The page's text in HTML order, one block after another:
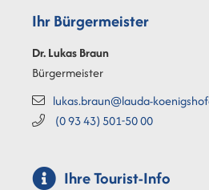
Ihr Bürgermeister
Dr. LukasBraun
Bürgermeister
lukas.braun@lauda-
(09343) 501-5000
Ihre Tourist-Info